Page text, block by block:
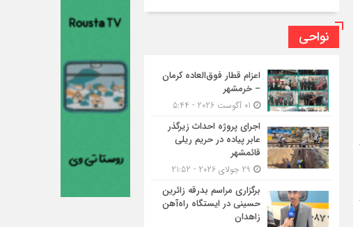
نواحی
اعزام قطار فوق‌العاده کرمان
– خرمشهر
اجرای پروژه احداث زیرگذر
عابر پیاده در حریم ریلی
قائمشهر
برگزاری مراسم بدرقه زائرین
حسینی در ایستگاه راه‌آهن
زاهدان